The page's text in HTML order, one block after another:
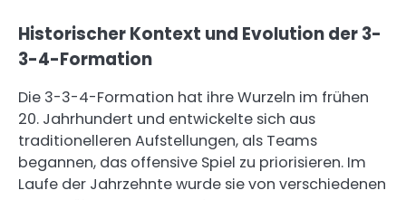
Historischer Kontext und Evolution der 3-
3-4-Formation
Die 3-3-4-Formation hat ihre Wurzeln im frühen
20. Jahrhundert und entwickelte sich aus
traditionelleren Aufstellungen, als Teams
begannen, das offensive Spiel zu priorisieren. Im
Laufe der Jahrzehnte wurde sie von verschiedenen